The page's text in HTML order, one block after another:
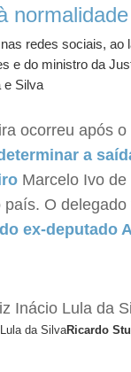
normalidade
redes sociais, ao
e do ministro da
e Silva
ocorreu após o
a
Marcelo Ivo de
país. O delegado
ex-deputado
da SilvaRicardo